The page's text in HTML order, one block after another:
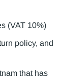
(VAT 10%)
policy, and
that has